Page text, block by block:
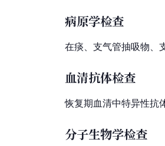
病原学检查
在痰、支气管抽吸物、
血清抗体检查
恢复期血清中特异性抗
分子生物学检查